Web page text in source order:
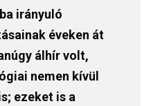
irányuló
éveken át
álhír volt,
nemen kívül
ezeket is a